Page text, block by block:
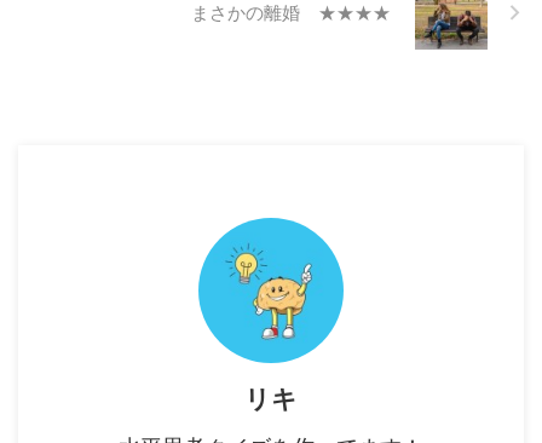
まさかの離婚 ★★★★
リキ